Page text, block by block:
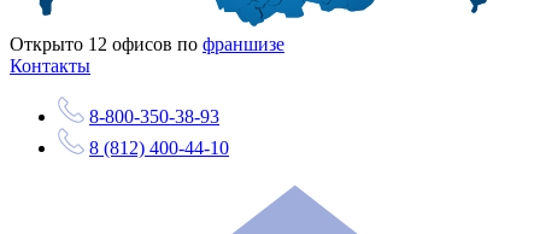
Открыто 12 офисов по франшизе
Контакты
8-800-350-38-93
8 (812) 400-44-10